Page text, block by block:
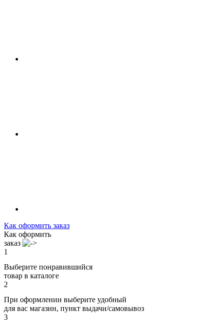
Как оформить заказ
Как оформить
заказ
1
Выберите понравившийся
товар в каталоге
2
При оформлении выберите удобный
для вас магазин, пункт выдачи/самовывоз
3